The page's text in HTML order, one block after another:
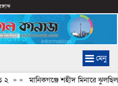
মেনু
« মানিকগঞ্জে শহীদ মিনারে ঝুলছিল